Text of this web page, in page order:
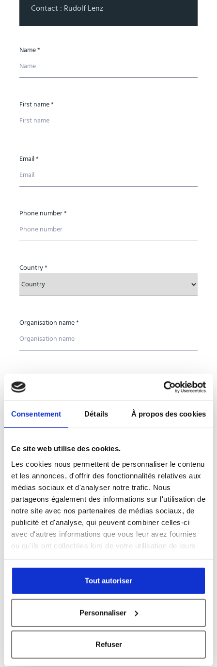
Consentement Détails À propos des cookies
Ce site web utilise des cookies.
Les cookies nous permettent de personnaliser le contenu
et les annonces, d'offrir des fonctionnalités relatives aux
médias sociaux et d'analyser notre trafic. Nous
partageons également des informations sur l'utilisation de
notre site avec nos partenaires de médias sociaux, de
publicité et d'analyse, qui peuvent combiner celles-ci
avec d'autres informations que vous leur avez fournies
ou qu'ils ont collectées lors de votre utilisation de leurs
Tout autoriser
Personnaliser
Refuser
Contact : Rudolf Lenz
Name *
First name *
Email *
Phone number *
Country *
Organisation name *
Attach a file (.jpg .pdf .png, 2mo max)
leave
empty.